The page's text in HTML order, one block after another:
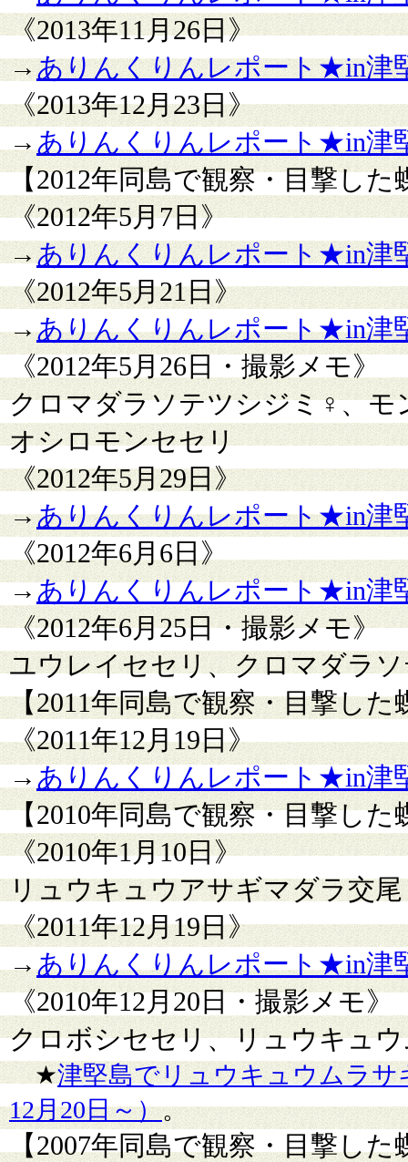
《2013年11月26日》
→ありんくりんレポート★in津
《2013年12月23日》
→ありんくりんレポート★in津
【2012年同島で観察・目撃し
《2012年5月7日》
→ありんくりんレポート★in津
《2012年5月21日》
→ありんくりんレポート★in津
《2012年5月26日・撮影メモ》
クロマダラソテツシジミ♀、
オシロモンセセリ
《2012年5月29日》
→ありんくりんレポート★in津
《2012年6月6日》
→ありんくりんレポート★in津
《2012年6月25日・撮影メモ》
ユウレイセセリ、クロマダラ
【2011年同島で観察・目撃し
《2011年12月19日》
→ ありんくりんレポート★in津
【2010年同島で観察・目撃し
《2010年1月10日》
リュウキュウアサギマダラ交
《2011年12月19日》
→ありんくりんレポート★in津
《2010年12月20日・撮影メモ》
クロボシセセリ、リュウキュ
★津堅島でリュウキュウムラサ
12月20日～）。
【2007年同島で観察・目撃し